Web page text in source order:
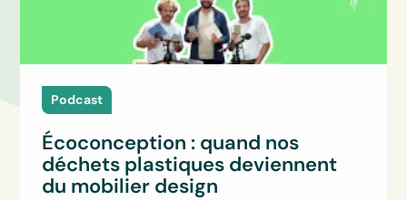
Podcast
Écoconception : quand nos
déchets plastiques deviennent
du mobilier design